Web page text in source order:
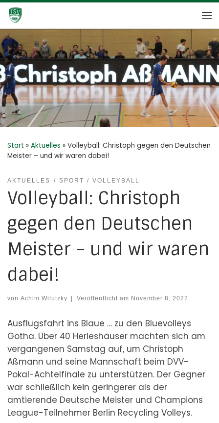
Zum Inhalt springen
Start » Aktuelles » Volleyball: Christoph gegen den Deutschen
Meister – und wir waren dabei!
AKTUELLES SPORT VOLLEYBALL
Volleyball: Christoph
gegen den Deutschen
Meister – und wir waren
dabei!
von Achim Wilutzky Veröffentlicht am November 8, 2022
Ausflugsfahrt ins Blaue … zu den Bluevolleys
Gotha. Über 40 Herleshäuser machten sich am
vergangenen Samstag auf, um Christoph
Aßmann und seine Mannschaft beim DVV-
Pokal-Achtelfinale zu unterstützen. Der Gegner
war schließlich kein geringerer als der
amtierende Deutsche Meister und Champions
League-Teilnehmer Berlin Recycling Volleys.